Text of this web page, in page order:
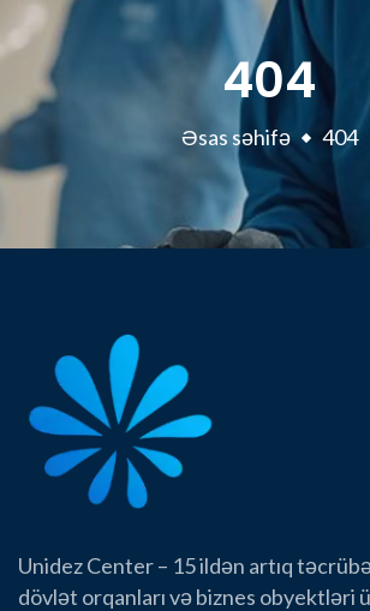
404
Əsas səhifə 404
Unidez Center – 15 ildən artıq
dövlət orqanları və biznes obyektləri